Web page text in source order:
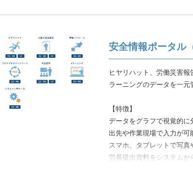
安全情報ポータル
ヒヤリハット、労働災害
ラーニングのデータを一
【特徴】
データをグラフで視覚的に
出先や作業現場で入力が可
スマホ、タブレットで写真
労基提出資料をシステムか